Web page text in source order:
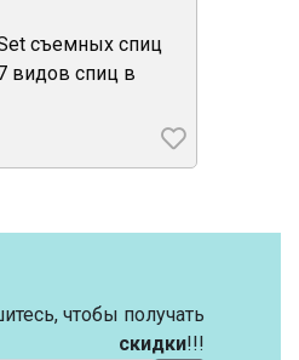
съемных спиц
видов спиц в
чтобы получать
скидки!!!